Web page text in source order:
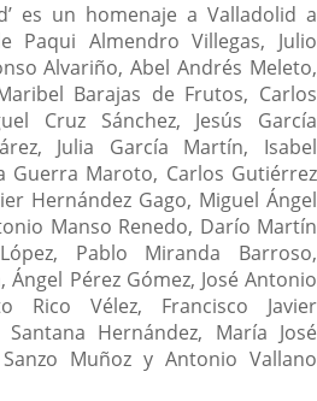
es un homenaje a Valladolid a
Almendro Villegas, Julio
Alvariño, Abel Andrés Meleto,
Barajas de Frutos, Carlos
Cruz Sánchez, Jesús García
Julia García Martín, Isabel
Guerra Maroto, Carlos Gutiérrez
Hernández Gago, Miguel Ángel
Manso Renedo, Darío Martín
Pablo Miranda Barroso,
Pérez Gómez, José Antonio
Rico Vélez, Francisco Javier
Hernández, María José
Muñoz y Antonio Vallano